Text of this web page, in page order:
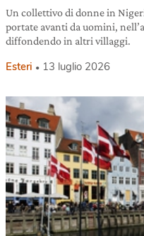
Un collettivo di donne in
portate avanti da uomini,
diffondendo in altri villaggi.
Esteri 13 luglio 2026